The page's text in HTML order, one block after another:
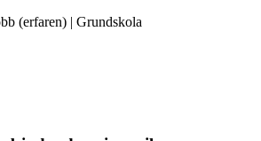
(erfaren) | Grundskola